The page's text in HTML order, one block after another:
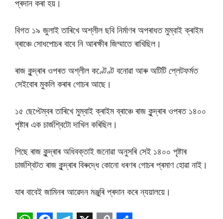
প্ৰদান কৰা হয়।
বিগত ১৯ জুলাই তাৰিখে অশ্লীল ছবি নিৰ্মাণৰ অপৰাধত মুম্বাই ক্ৰাইম
ব্ৰাঞ্চে সোধপোচৰ বাবে নি আৰক্ষীৰ জিম্মাতে ৰাখিছিল।
ৰাজ কুন্দ্ৰাৰ ওপৰত অশ্লীল কণ্টেণ্ট বনোৱা আৰু অটিটি প্লেটফৰ্মত
সেইবোৰ মুকলি কৰাৰ গোচৰ আছে।
১৫ ছেপ্টেম্বৰ তাৰিখে মুম্বাই ক্ৰাইম ব্ৰাঞ্চে ৰাজ কুন্দ্ৰাৰ ওপৰত ১৪০০
পৃষ্টাৰ এক চাৰ্জশ্বিটো দাখিল কৰিছিল।
পিছে ৰাজ কুন্দ্ৰাৰ অধিবক্তাই জনোৱা অনুসৰি সেই ১৪০০ পৃষ্টাৰ
চাৰ্জশ্বিটত ৰাজ কুন্দ্ৰাৰ বিৰুদ্ধে কোনো ধৰণৰ গোচৰ প্ৰমাণ হোৱা নাই।
যাৰ বাবেই জামিনৰ আৱেদন মঞ্জুৰি প্ৰদান কৰে ন্যয়ালয়ে।